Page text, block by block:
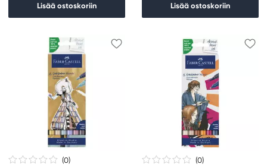
Lisää ostoskoriin Lisää ostoskoriin
(0)
(0)